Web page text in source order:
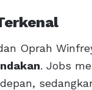
Oprah
. Jobs